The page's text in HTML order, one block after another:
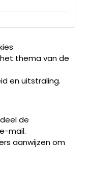
thema van de
en uitstraling.
de
mail.
aanwijzen om